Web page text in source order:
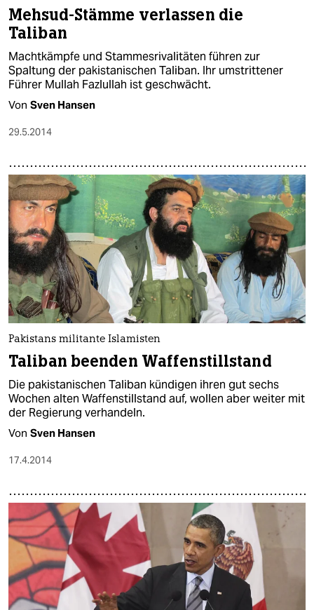
Mehsud-Stämme verlassen die
Taliban
Machtkämpfe und Stammesrivalitäten führen zur
Spaltung der pakistanischen Taliban. Ihr umstrittener
Führer Mullah Fazlullah ist geschwächt.
Von Sven Hansen
29.5.2014
Pakistans militante Islamisten
Taliban beenden Waffenstillstand
Die pakistanischen Taliban kündigen ihren gut sechs
Wochen alten Waffenstillstand auf, wollen aber weiter mit
der Regierung verhandeln.
Von Sven Hansen
17.4.2014